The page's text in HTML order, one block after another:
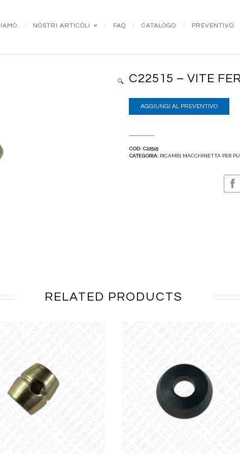
NOSTRI ARTICOLI FAQ CATALOGO PREVENTIVO
🔍 C22515 – VITE
AGGIUNGI AL PREVENTIVO
COD: C22515
CATEGORIA: RICAMBI MACCHINETTA PER
RELATED PRODUCTS
AGGIUNGI AL PREVENTIVO